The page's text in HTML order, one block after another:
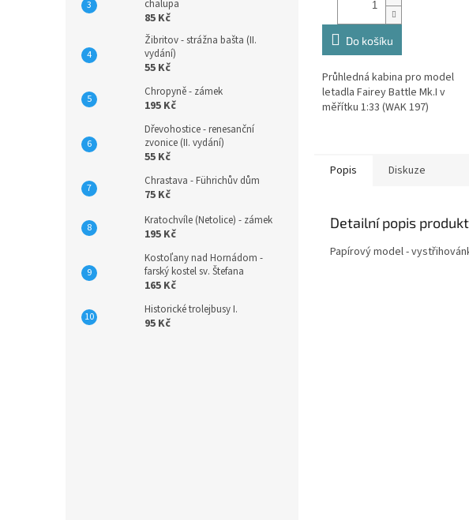
chalupa
85 Kč
Žibritov - strážna bašta (II.
vydání)
55 Kč
Chropyně - zámek
195 Kč
Dřevohostice - renesanční
zvonice (II. vydání)
55 Kč
Chrastava - Führichův dům
75 Kč
Kratochvíle (Netolice) - zámek
195 Kč
Kostoľany nad Hornádom -
farský kostel sv. Štefana
165 Kč
Historické trolejbusy I.
95 Kč
Do košíku
Průhledná kabina pro model
letadla Fairey Battle Mk.I v
měřítku 1:33 (WAK 197)
Popis Diskuze
Detailní popis
Papírový model -